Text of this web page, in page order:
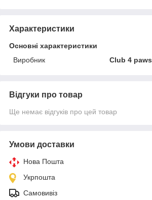
Характеристики
Основні характеристики
Виробник
Club 4 paws
Відгуки про товар
Ще немає відгуків про цей товар
Умови доставки
Нова Пошта
Укрпошта
Самовивіз